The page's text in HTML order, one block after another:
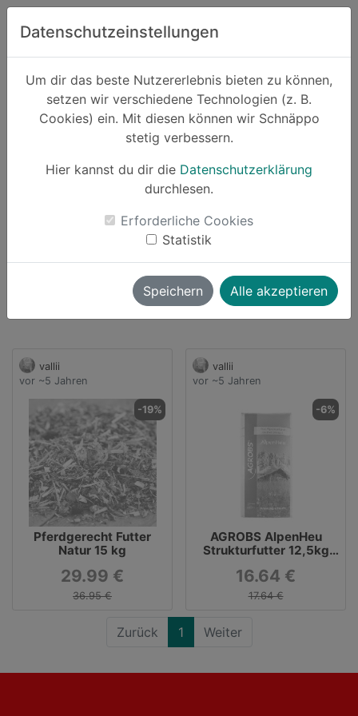
Zum Hauptinhalt springen
Datenschutzeinstellungen
Um dir das beste Nutzererlebnis bieten zu können,
setzen wir verschiedene Technologien (z. B.
Cookies) ein. Mit diesen können wir Schnäppo
stetig verbessern.
Hier kannst du dir die Datenschutzerklärung
durchlesen.
Erforderliche Cookies
Statistik
Speichern Alle akzeptieren
Suchen
Anbieter Pferdefutter
Schnäppchen von Pferdefutter
2 Angebote
Direkt zum Anbieterlaunch
vallii
vor ~5 Jahren
-19%
Pferdgerecht Futter
Natur 15 kg
29.99 €
36.95 €
vallii
vor ~5 Jahren
-6%
AGROBS AlpenHeu
Strukturfutter 12,5kg
16.64 €
17.64 €
Zurück 1 Weiter